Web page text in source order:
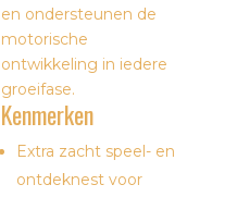
en ondersteunen de
motorische
ontwikkeling in iedere
groeifase.
Kenmerken
Extra zacht speel- en
ontdeknest voor